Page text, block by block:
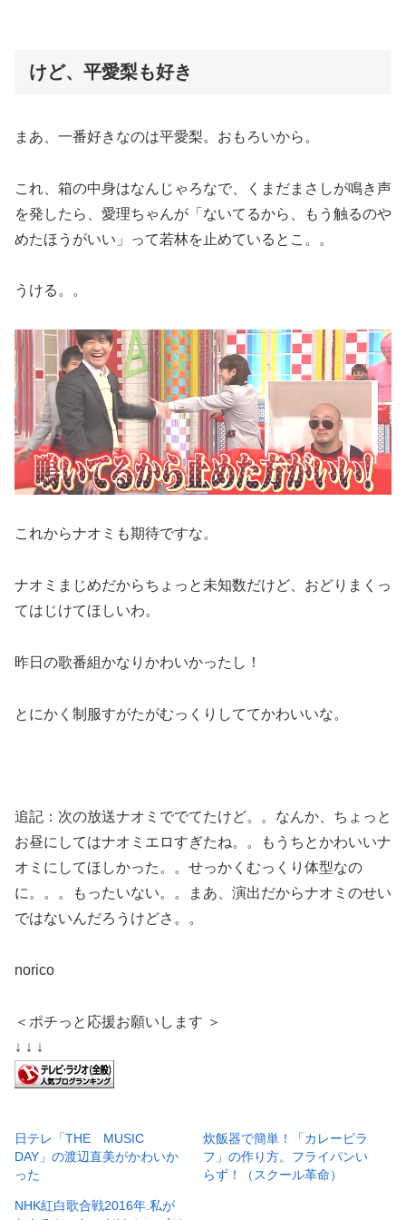
けど、平愛梨も好き
まあ、一番好きなのは平愛梨。おもろいから。
これ、箱の中身はなんじゃろなで、くまだまさしが鳴き声
を発したら、愛理ちゃんが「ないてるから、もう触るのや
めたほうがいい」って若林を止めているとこ。。
うける。。
これからナオミも期待ですな。
ナオミまじめだからちょっと未知数だけど、おどりまくっ
てはじけてほしいわ。
昨日の歌番組かなりかわいかったし！
とにかく制服すがたがむっくりしててかわいいな。
追記：次の放送ナオミででてたけど。。なんか、ちょっと
お昼にしてはナオミエロすぎたね。。もうちとかわいいナ
オミにしてほしかった。。せっかくむっくり体型なの
に。。。もったいない。。まあ、演出だからナオミのせい
ではないんだろうけどさ。。
norico
＜ポチっと応援お願いします ＞
↓ ↓ ↓
日テレ「THE MUSIC
DAY」の渡辺直美がかわいか
った
炊飯器で簡単！「カレーピラ
フ」の作り方。フライパンい
らず！（スクール革命）
NHK紅白歌合戦2016年.私が